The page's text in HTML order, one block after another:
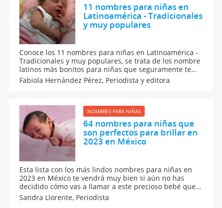
11 nombres para niñas en
Latinoamérica - Tradicionales
y muy populares
Conoce los 11 nombres para niñas en Latinoamérica -
Tradicionales y muy populares, se trata de los nombre
latinos más bonitos para niñas que seguramente te
van a gustar mucho. Entre esta selección de nombres
de origen latinos para niña está el que podrás elegir
Fabiola Hernández Pérez, Periodista y editora
NOMBRES PARA NIÑAS
64 nombres para niñas que
son perfectos para brillar en
2023 en México
Esta lista con los más lindos nombres para niñas en
2023 en México te vendrá muy bien si aún no has
decidido cómo vas a llamar a este precioso bebé que
está en tu tripa. Encontrarás nombres que nunca
pasan de moda, nombres para niñas con encanto y
Sandra Llorente, Periodista